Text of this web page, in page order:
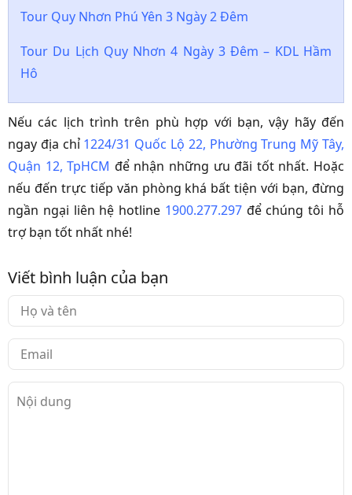
Tour Quy Nhơn Phú Yên 3 Ngày 2 Đêm
Tour Du Lịch Quy Nhơn 4 Ngày 3 Đêm – KDL Hầm
Hô
Nếu các lịch trình trên phù hợp với bạn, vậy hãy đến
ngay địa chỉ 1224/31 Quốc Lộ 22, Phường Trung Mỹ Tây,
Quận 12, TpHCM để nhận những ưu đãi tốt nhất. Hoặc
nếu đến trực tiếp văn phòng khá bất tiện với bạn, đừng
ngần ngại liên hệ hotline 1900.277.297để chúng tôi hỗ
trợ bạn tốt nhất nhé!
Viết bình luận của bạn